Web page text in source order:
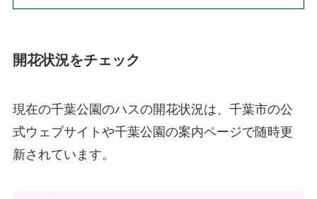
開花状況をチェック
現在の千葉公園のハスの開花状況は、千葉市の公
式ウェブサイトや千葉公園の案内ページで随時更
新されています。